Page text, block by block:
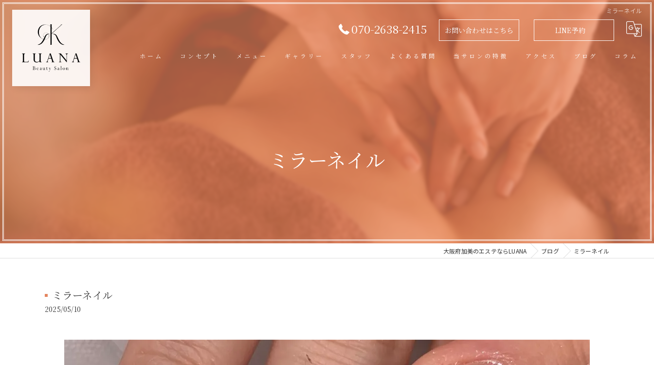
ミラーネイル
070-2638-2415 お問い合わせはこちら LINE予約
ホーム コンセプト メニュー ギャラリー スタッフ よくある質問 当サロンの特徴
フェイシャル
リラクゼーション
アクセス ブログ コラム
ミラーネイル
大阪府加美のエステならLUANA ブログ ミラーネイル
ミラーネイル
2025/05/10